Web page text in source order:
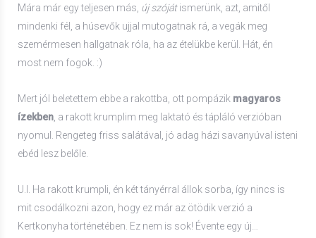
Mára már egy teljesen más, új szójátismerünk, azt, amitől
mindenki fél, a húsevők ujjal mutogatnak rá, a vegák meg
szemérmesen hallgatnak róla, ha az ételükbe kerül. Hát, én
most nem fogok. :)
Mert jól beletettem ebbe a rakottba, ott pompázik magyaros
ízekben , a rakott krumplim meg laktató és tápláló verzióban
nyomul. Rengeteg friss salátával, jó adag házi savanyúval isteni
ebéd lesz belőle.
U.I. Ha rakott krumpli, én két tányérral állok sorba, így nincs is
mit csodálkozni azon, hogy ez már az ötödik verzió a
Kertkonyha történetében. Ez nem is sok! Évente egy új…